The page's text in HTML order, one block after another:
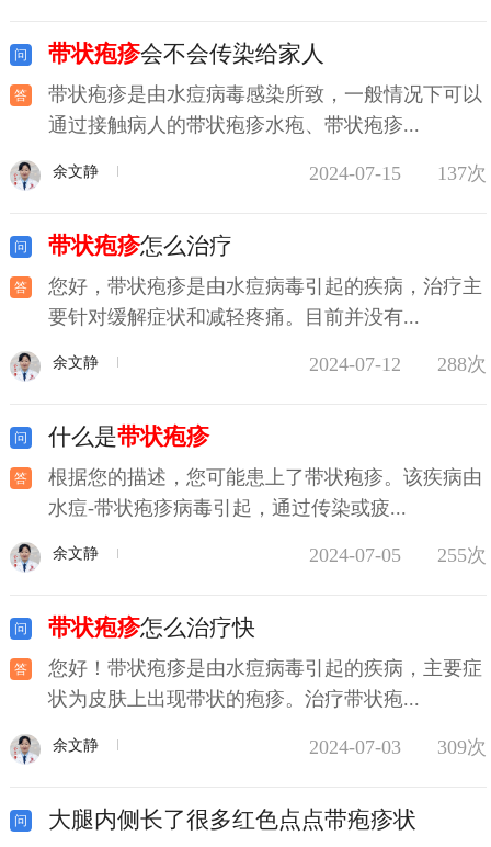
带状疱疹会不会传染给家人
带状疱疹是由水痘病毒感染所致，一般情况下可以
通过接触病人的带状疱疹水疱、带状疱疹...
余文静 2024-07-15 137次
带状疱疹怎么治疗
您好，带状疱疹是由水痘病毒引起的疾病，治疗主
要针对缓解症状和减轻疼痛。目前并没有...
余文静 2024-07-12 288次
什么是带状疱疹
根据您的描述，您可能患上了带状疱疹。该疾病由
水痘-带状疱疹病毒引起，通过传染或疲...
余文静 2024-07-05 255次
带状疱疹怎么治疗快
您好！带状疱疹是由水痘病毒引起的疾病，主要症
状为皮肤上出现带状的疱疹。治疗带状疱...
余文静 2024-07-03 309次
大腿内侧长了很多红色点点带疱疹状